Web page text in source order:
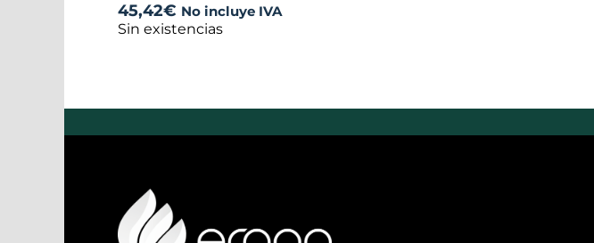
45,42€ No incluye IVA
Sin existencias